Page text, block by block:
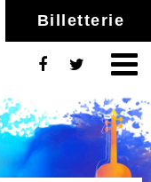
Billetterie